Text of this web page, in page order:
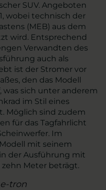
SUV. Angeboten
wobei technisch der
(MEB) aus dem
wird. Entsprechend
Verwandten des
auch als
ist der Stromer vor
den das Modell
sich unter anderem
im Stil eines
Möglich sind zudem
für das Tagfahrlicht
Im
mit seinem
der Ausführung mit
Meter beträgt.
tron